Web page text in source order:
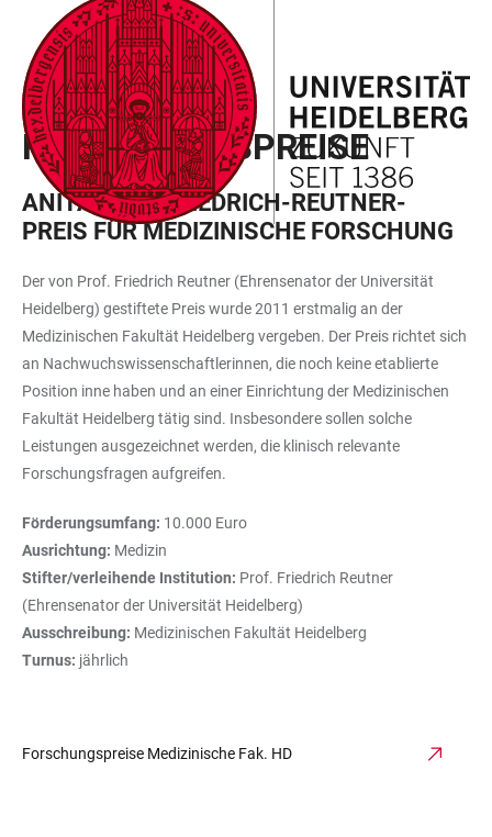
LINKS
ZUR
BARRIEREFREIHEIT
ZUM
HAUPTINHALT
HAUPTNAVIGATION
ÖFFNEN
WEBSEITENSUCHE
ÖFFNEN
FÖRDERUNG
FORSCHUNGSPREISE
ANITA- UND FRIEDRICH-REUTNER-
PREIS FÜR MEDIZINISCHE FORSCHUNG
Der von Prof. Friedrich Reutner (Ehrensenator der Universität
Heidelberg) gestiftete Preis wurde 2011 erstmalig an der
Medizinischen Fakultät Heidelberg vergeben. Der Preis richtet sich
an Nachwuchswissenschaftlerinnen, die noch keine etablierte
Position inne haben und an einer Einrichtung der Medizinischen
Fakultät Heidelberg tätig sind. Insbesondere sollen solche
Leistungen ausgezeichnet werden, die klinisch relevante
Forschungsfragen aufgreifen.
Förderungsumfang: 10.000 Euro
Ausrichtung: Medizin
Stifter/verleihende Institution: Prof. Friedrich Reutner
(Ehrensenator der Universität Heidelberg)
Ausschreibung: Medizinischen Fakultät Heidelberg
Turnus: jährlich
Forschungspreise Medizinische Fak. HD